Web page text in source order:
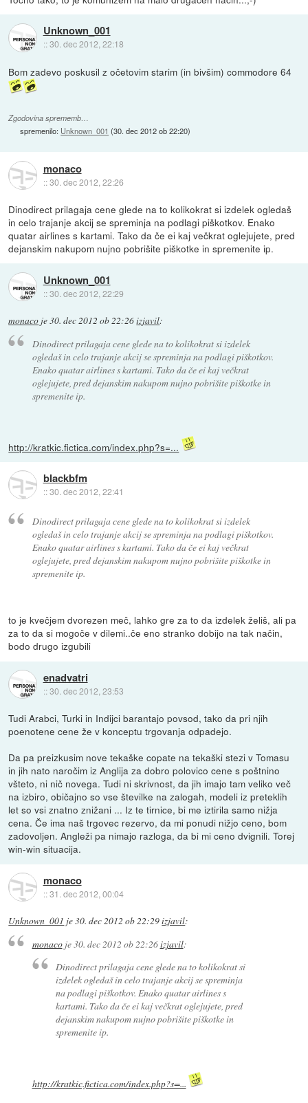
Unknown_001
::30. dec 2012, 22:18
Bom zadevo poskusil z očetovim starim (in bivšim) commodore 64
Zgodovina sprememb…
spremenilo: Unknown_001 (30. dec 2012 ob 22:20)
monaco
::30. dec 2012, 22:26
Dinodirect prilagaja cene glede na to kolikokrat si izdelek ogledaš
in celo trajanje akcij se spreminja na podlagi piškotkov. Enako
quatar airlines s kartami. Tako da če ei kaj večkrat oglejujete, pred
dejanskim nakupom nujno pobrišite piškotke in spremenite ip.
Unknown_001
::30. dec 2012, 22:29
monaco je30. dec 2012 ob 22:26izjavil:
Dinodirect prilagaja cene glede na to kolikokrat si izdelek
ogledaš in celo trajanje akcij se spreminja na podlagi piškotkov.
Enako quatar airlines s kartami. Tako da če ei kaj večkrat
oglejujete, pred dejanskim nakupom nujno pobrišite piškotke in
spremenite ip.
http://kratkic.fictica.com/index.php?s=...
blackbfm
::30. dec 2012, 22:41
Dinodirect prilagaja cene glede na to kolikokrat si izdelek
ogledaš in celo trajanje akcij se spreminja na podlagi piškotkov.
Enako quatar airlines s kartami. Tako da če ei kaj večkrat
oglejujete, pred dejanskim nakupom nujno pobrišite piškotke in
spremenite ip.
to je kvečjem dvorezen meč, lahko gre za to da izdelek želiš, ali pa
za to da si mogoče v dilemi..če eno stranko dobijo na tak način,
bodo drugo izgubili
enadvatri
::30. dec 2012, 23:53
Tudi Arabci, Turki in Indijci barantajo povsod, tako da pri njih
poenotene cene že v konceptu trgovanja odpadejo.
Da pa preizkusim nove tekaške copate na tekaški stezi v Tomasu
in jih nato naročim iz Anglija za dobro polovico cene s poštnino
všteto, ni nič novega. Tudi ni skrivnost, da jih imajo tam veliko več
na izbiro, običajno so vse številke na zalogah, modeli iz preteklih
let so vsi znatno znižani ... Iz te tirnice, bi me iztirila samo nižja
cena. Če ima naš trgovec rezervo, da mi ponudi nižjo ceno, bom
zadovoljen. Angleži pa nimajo razloga, da bi mi ceno dvignili. Torej
win-win situacija.
monaco
::31. dec 2012, 00:04
Unknown_001 je30. dec 2012 ob 22:29izjavil:
monacoje30. dec 2012 ob 22:26izjavil:
Dinodirect prilagaja cene glede na to kolikokrat si
izdelek ogledaš in celo trajanje akcij se spreminja
na podlagi piškotkov. Enako quatar airlines s
kartami. Tako da če ei kaj večkrat oglejujete, pred
dejanskim nakupom nujno pobrišite piškotke in
spremenite ip.
http://kratkic.fictica.com/index.php?s=...